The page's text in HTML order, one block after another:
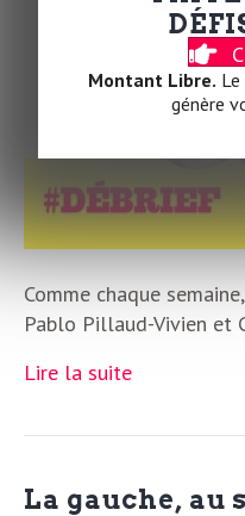
Comme chaque
Pablo Pillaud-Vivien et
Lire la suite
La gauche, au
Montant Libre.
génère